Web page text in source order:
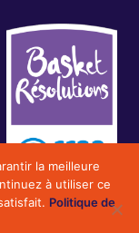
la meilleure
à utiliser ce
Politique de